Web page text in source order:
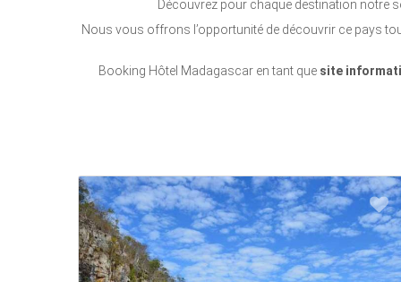
Découvrez pour chaque destination notre
Nous vous offrons l’opportunité de découvrir ce pays
Booking Hôtel Madagascar en tant que site